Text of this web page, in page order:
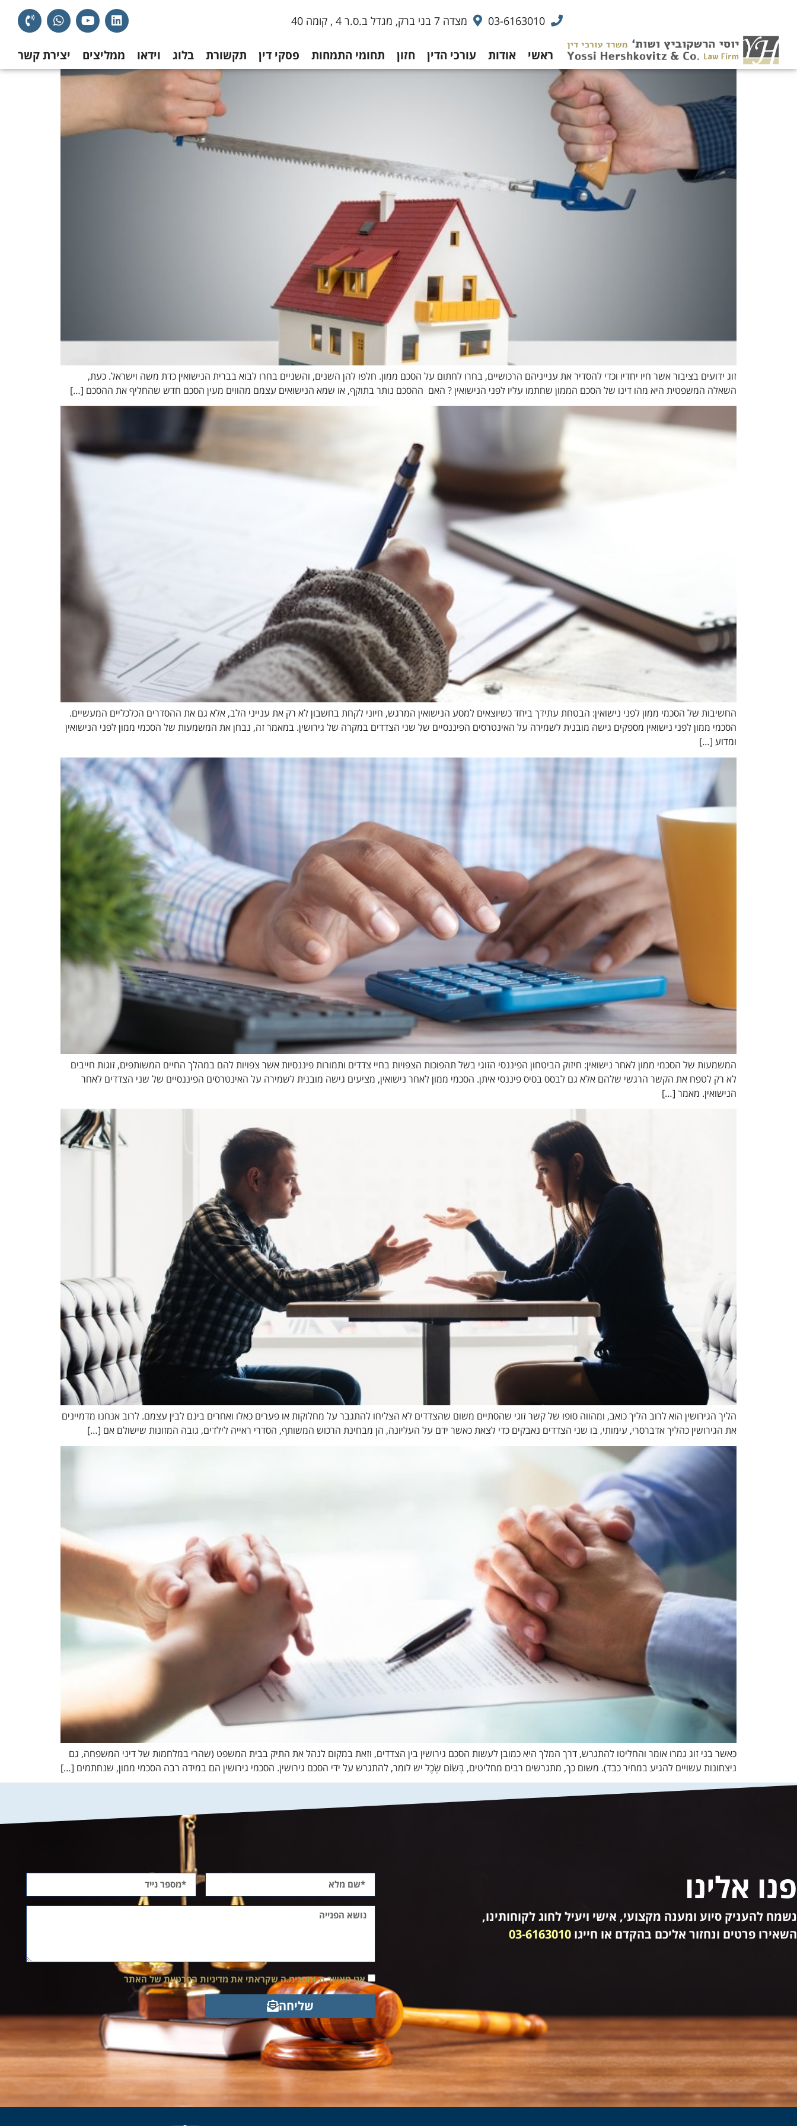
03-6163010 מצדה 7 בני ברק, מגדל ב.ס.ר 4 , קומה 40
ראשי אודות עורכי הדין חזון תחומי התמחות פסקי דין תקשורת בלוג וידאו ממליצים יצירת קשר
זוג ידועים בציבור אשר חיו יחדיו וכדי להסדיר את ענייניהם הרכושיים, בחרו לחתום על הסכם ממון. חלפו להן השנים, והשניים בחרו לבוא בברית הנישואין כדת משה וישראל. כעת,
השאלה המשפטית היא מהו דינו של הסכם הממון שחתמו עליו לפני הנישואין ? האם ההסכם נותר בתוקף, או שמא הנישואים עצמם מהווים מעין הסכם חדש שהחליף את ההסכם […]
החשיבות של הסכמי ממון לפני נישואין: הבטחת עתידך ביחד כשיוצאים למסע הנישואין המרגש, חיוני לקחת בחשבון לא רק את ענייני הלב, אלא גם את ההסדרים הכלכליים המעשיים.
הסכמי ממון לפני נישואין מספקים גישה מובנית לשמירה על האינטרסים הפיננסיים של שני הצדדים במקרה של גירושין. במאמר זה, נבחן את המשמעות של הסכמי ממון לפני הנישואין
ומדוע […]
המשמעות של הסכמי ממון לאחר נישואין: חיזוק הביטחון הפיננסי הזוגי בשל תהפוכות הצפויות בחיי צדדים ותמורות פיננסיות אשר צפויות להם במהלך החיים המשותפים, זוגות חייבים
לא רק לטפח את הקשר הרגשי שלהם אלא גם לבסס בסיס פיננסי איתן. הסכמי ממון לאחר נישואין, מציעים גישה מובנית לשמירה על האינטרסים הפיננסיים של שני הצדדים לאחר
הנישואין. מאמר […]
הליך הגירושין הוא לרוב הליך כואב, ומהווה סופו של קשר זוגי שהסתיים משום שהצדדים לא הצליחו להתגבר על מחלוקות או פערים כאלו ואחרים בינם לבין עצמם. לרוב אנחנו מדמיינים
את הגירושין כהליך אדברסרי, עימותי, בו שני הצדדים נאבקים כדי לצאת כאשר ידם על העליונה, הן מבחינת הרכוש המשותף, הסדרי ראייה לילדים, גובה המזונות שישולם אם […]
כאשר בני זוג גמרו אומר והחליטו להתגרש, דרך המלך היא כמובן לעשות הסכם גירושין בין הצדדים, וזאת במקום לנהל את התיק בבית המשפט (שהרי במלחמות של דיני המשפחה, גם
ניצחונות עשויים להגיע במחיר כבד). משום כך, מתגרשים רבים מחליטים, בְּשׂוֹם שֶׂכֶל יש לומר, להתגרש על ידי הסכם גירושין. הסכמי גירושין הם במידה רבה הסכמי ממון, שנחתמים […]
פנו אלינו
נשמח להעניק סיוע ומענה מקצועי, אישי ויעיל לחוג לקוחותינו,
השאירו פרטים ונחזור אליכם בהקדם או חייגו 03-6163010
אני מאשר.ת ומסכימ.ה שקראתי את מדיניות הפרטיות של האתר
שליחה